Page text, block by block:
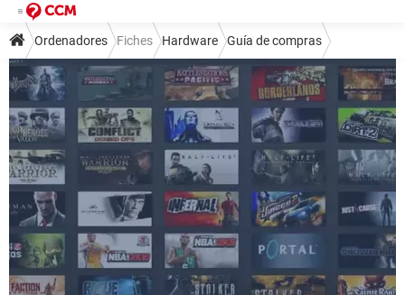
Ordenadores Fiches Hardware Guía de compras